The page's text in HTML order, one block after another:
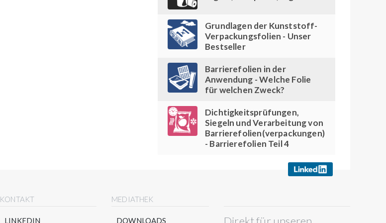
Grundlagen der Kunststoff-
Verpackungsfolien - Unser
Bestseller
Barrierefolien in der
Anwendung - Welche Folie
für welchen Zweck?
Dichtigkeitsprüfungen,
Siegeln und Verarbeitung von
Barrierefolien(verpackungen)
- Barrierefolien Teil 4
KONTAKT
LINKEDIN
MEDIATHEK
DOWNLOADS